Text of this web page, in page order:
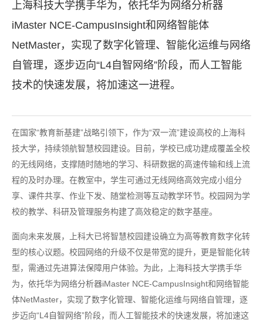
上海科技大学携手华为，依托华为网络分析器
iMaster NCE-CampusInsight和网络智能体
NetMaster，实现了数字化管理、智能化运维与网络
自管理，逐步迈向“L4自智网络”阶段，而人工智能
技术的快速发展，将加速这一进程。
在国家“教育新基建”战略引领下，作为“双一流”建设高校的上海科
技大学，持续领航智慧校园建设。目前，学校已成功建成覆盖全校
的无线网络，支撑随时随地的学习、科研数据的高速传输和线上流
程的及时办理。在教室中，学生可通过无线网络高效完成小组分
享、课件共享、作业下发、随堂检测等互动教学环节。校园网为学
校的教学、科研及管理服务构建了高效稳定的数字基座。
面向未来发展，上科大已将智慧校园建设确立为高等教育数字化转
型的核心议题。校园网络的升级不仅是带宽的提升，更是智能化转
型，需通过先进算法保障用户体验。为此，上海科技大学携手华
为，依托华为网络分析器iMaster NCE-CampusInsight和网络智能
体NetMaster，实现了数字化管理、智能化运维与网络自管理，逐
步迈向“L4自智网络”阶段，而人工智能技术的快速发展，将加速这